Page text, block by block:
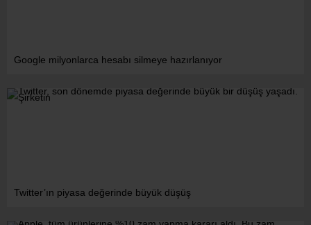
Google milyonlarca hesabı silmeye hazırlanıyor
Twitter’ın piyasa değerinde büyük düşüş